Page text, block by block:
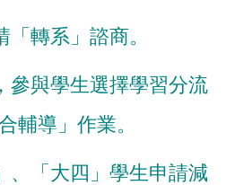
轉系」諮商。
參與學生選擇學習分流
輔導」作業。
、「大四」學生申請減